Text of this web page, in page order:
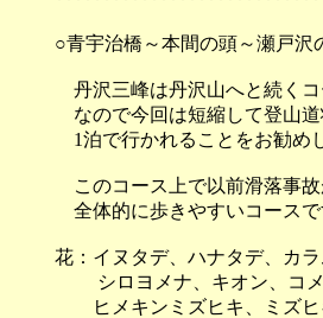
○青宇治橋～本間の頭～瀬戸沢
丹沢三峰は丹沢山へと続くコ
なので今回は短縮して登山道
1泊で行かれることをお勧め
このコース上で以前滑落事故
全体的に歩きやすいコースで
花：イヌタデ、ハナタデ、カ
シロヨメナ、キオン、コメ
ヒメキンミズヒキ、ミズヒ